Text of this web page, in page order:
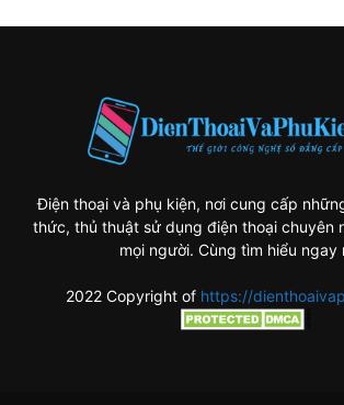
Điện thoại và phụ kiện, nơi cung cấp
thức, thủ thuật sử dụng điện thoại chuyên
mọi người. Cùng tìm hiểu ngay
2022 Copyright of https://